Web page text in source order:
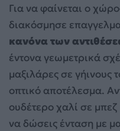
Για να φαίνεται ο
διακόσμησε
κανόνα των
έντονα γεωμετρικά
μαξιλάρες σε γήινους
οπτικό αποτέλεσμα.
ουδέτερο χαλί σε
να δώσεις ένταση με